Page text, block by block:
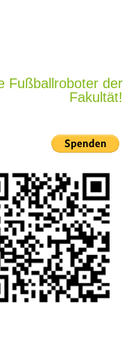
Fußballroboter der
Fakultät!